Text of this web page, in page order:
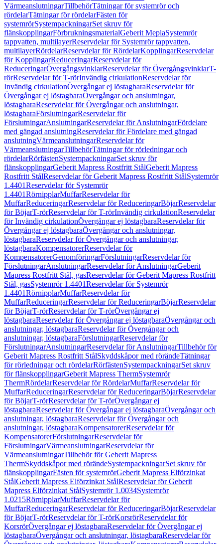
VärmeanslutningarTillbehörTätningar för systemrör och
rördelarTätningar för rördelarFästen för
systemrörSystempackningarSet skruv för
flänskopplingarFörbrukningsmaterialGeberit MeplaSystemrör
tappvatten, multilayerReservdelar för Systemrör tappvatten,
multilayerRördelarReservdelar för RördelarKopplingarReservdelar
för KopplingarReduceringarReservdelar för
ReduceringarÖvergångsvinklarReservdelar för ÖvergångsvinklarT-
rörReservdelar för T-rörInvändig cirkulationReservdelar för
Invändig cirkulationÖvergångar ej löstagbaraReservdelar för
Övergångar ej löstagbaraÖvergångar och anslutningar,
löstagbaraReservdelar för Övergångar och anslutningar,
löstagbaraFörslutningarReservdelar för
FörslutningarAnslutningarReservdelar för AnslutningarFördelare
med gängad anslutningReservdelar för Fördelare med gängad
anslutningVärmeanslutningarReservdelar för
VärmeanslutningarTillbehörTätningar för rörledningar och
rördelarRörfästenSystempackningarSet skruv för
flänskopplingarGeberit Mapress Rostfritt StålGeberit Mapress
Rostfritt StålReservdelar för Geberit Mapress Rostfritt StålSystemrör
1.4401Reservdelar för Systemrör
1.4401RörnipplarMuffarReservdelar för
MuffarReduceringarReservdelar för ReduceringarBöjarReservdelar
för BöjarT-rörReservdelar för T-rörInvändig cirkulationReservdelar
för Invändig cirkulationÖvergångar ej löstagbaraReservdelar för
Övergångar ej löstagbaraÖvergångar och anslutningar,
löstagbaraReservdelar för Övergångar och anslutningar,
löstagbaraKompensatorerReservdelar för
KompensatorerGenomföringarFörslutningarReservdelar för
FörslutningarAnslutningarReservdelar för AnslutningarGeberit
Mapress Rostfritt Stål, gasReservdelar för Geberit Mapress Rostfritt
Stål, gasSystemrör 1.4401Reservdelar för Systemrör
1.4401RörnipplarMuffarReservdelar för
MuffarReduceringarReservdelar för ReduceringarBöjarReservdelar
för BöjarT-rörReservdelar för T-rörÖvergångar ej
löstagbaraReservdelar för Övergångar ej löstagbaraÖvergångar och
anslutningar, löstagbaraReservdelar för Övergångar och
anslutningar, löstagbaraFörslutningarReservdelar för
FörslutningarAnslutningarReservdelar för AnslutningarTillbehör för
Geberit Mapress Rostfritt StålSkyddskåpor med rörändeTätningar
för rörledningar och rördelarRörfästenSystempackningarSet skruv
för flänskopplingarGeberit Mapress ThermSystemrör
ThermRördelarReservdelar för RördelarMuffarReservdelar för
MuffarReduceringarReservdelar för ReduceringarBöjarReservdelar
för BöjarT-rörReservdelar för T-rörÖvergångar ej
löstagbaraReservdelar för Övergångar ej löstagbaraÖvergångar och
anslutningar, löstagbaraReservdelar för Övergångar och
anslutningar, löstagbaraKompensatorerReservdelar för
KompensatorerFörslutningarReservdelar för
FörslutningarVärmeanslutningarReservdelar för
VärmeanslutningarTillbehör för Geberit Mapress
ThermSkyddskåpor med rörändeSystempackningarSet skruv för
flänskopplingarFästen för systemrörGeberit Mapress Elförzinkat
StålGeberit Mapress Elförzinkat StålReservdelar för Geberit
Mapress Elförzinkat StålSystemrör 1.0034Systemrör
1.0215RörnipplarMuffarReservdelar för
MuffarReduceringarReservdelar för ReduceringarBöjarReservdelar
för BöjarT-rörReservdelar för T-rörKorsrörReservdelar för
KorsrörÖvergångar ej löstagbaraReservdelar för Övergångar ej
löstagbaraÖvergångar och anslutningar, löstagbaraReservdelar för